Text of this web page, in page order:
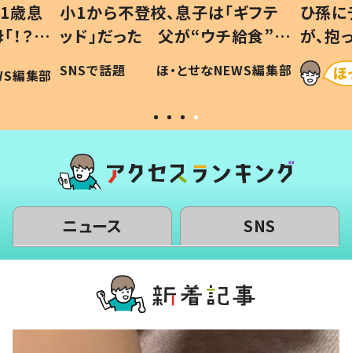
歳息
？」
編集部
小1から不登校、息子は「ギフテ
ッド」だった 父が“ウチ給食”を
作り続ける理由とは #令和の親
#令和の子
SNSで話題 ほ・とせなNEWS編集部
ひ孫
が、
「涙が
い」
ニュース SNS